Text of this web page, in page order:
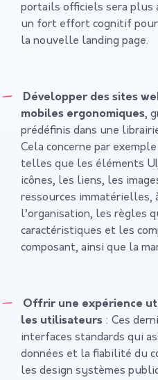
portails officiels sera plus
un fort effort cognitif pour
la nouvelle landing page.
Développer des sites
mobiles ergonomiques,
prédéfinis dans une
Cela concerne par
telles que les éléments
icônes, les liens, les
ressources immatérielles,
l’organisation, les règles
caractéristiques et les
composant, ainsi que la
Offrir une expérience
les utilisateurs : Ces
interfaces standards qui
données et la fiabilité du
les design systèmes